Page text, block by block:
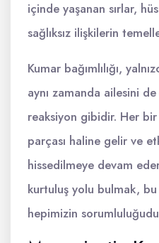
içinde yaşanan sırlar,
sağlıksız ilişkilerin
Kumar bağımlılığı,
aynı zamanda ailesini
reaksiyon gibidir. Her
parçası haline gelir ve
hissedilmeye devam
kurtuluş yolu bulmak,
hepimizin